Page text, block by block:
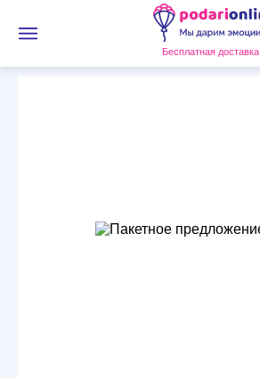
Бесплатная доставка